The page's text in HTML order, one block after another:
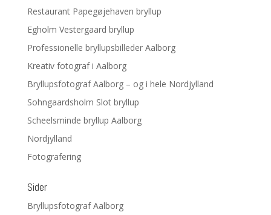
Restaurant Papegøjehaven bryllup
Egholm Vestergaard bryllup
Professionelle bryllupsbilleder Aalborg
Kreativ fotograf i Aalborg
Bryllupsfotograf Aalborg – og i hele Nordjylland
Sohngaardsholm Slot bryllup
Scheelsminde bryllup Aalborg
Nordjylland
Fotografering
Sider
Bryllupsfotograf Aalborg